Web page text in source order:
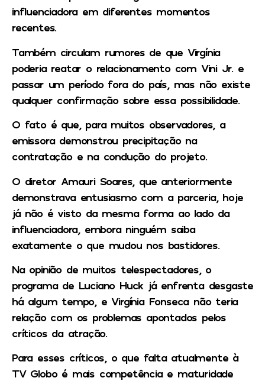
influenciadora em diferentes momentos
recentes.
Também circulam rumores de que Virgínia
poderia reatar o relacionamento com Vini Jr. e
passar um período fora do país, mas não existe
qualquer confirmação sobre essa possibilidade.
O fato é que, para muitos observadores, a
emissora demonstrou precipitação na
contratação e na condução do projeto.
O diretor Amauri Soares, que anteriormente
demonstrava entusiasmo com a parceria, hoje
já não é visto da mesma forma ao lado da
influenciadora, embora ninguém saiba
exatamente o que mudou nos bastidores.
Na opinião de muitos telespectadores, o
programa de Luciano Huck já enfrenta desgaste
há algum tempo, eVirgínia Fonseca não teria
relação com os problemas apontados pelos
críticos da atração.
Para esses críticos, o que falta atualmente à
TV Globo é mais competência e maturidade